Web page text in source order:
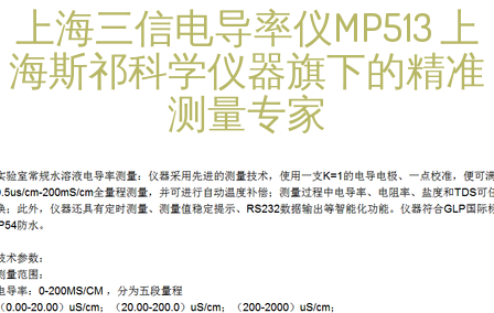
上海三信电导率仪MP513 上
海斯祁科学仪器旗下的精准
测量专家